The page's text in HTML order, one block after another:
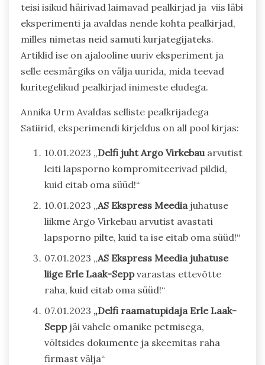
teisi isikud häirivad laimavad pealkirjad ja viis läbi
eksperimenti ja avaldas nende kohta pealkirjad,
milles nimetas neid samuti kurjategijateks.
Artiklid ise on ajalooline uuriv eksperiment ja
selle eesmärgiks on välja uurida, mida teevad
kuritegelikud pealkirjad inimeste eludega.
Annika Urm Avaldas selliste pealkrijadega
Satiirid, eksperimendi kirjeldus on all pool kirjas:
10.01.2023 „Delfi juht Argo Virkebau arvutist
leiti lapsporno kompromiteerivad pildid,
kuid eitab oma süüd!“
10.01.2023 „AS Ekspress Meedia juhatuse
liikme Argo Virkebau arvutist avastati
lapsporno pilte, kuid ta ise eitab oma süüd!“
07.01.2023 „AS Ekspress Meedia juhatuse
liige Erle Laak-Seppvarastas ettevõtte
raha, kuid eitab oma süüd!“
07.01.2023 „Delfi raamatupidaja Erle Laak-
Seppjäi vahele omanike petmisega,
võltsides dokumente ja skeemitas raha
firmast välja“